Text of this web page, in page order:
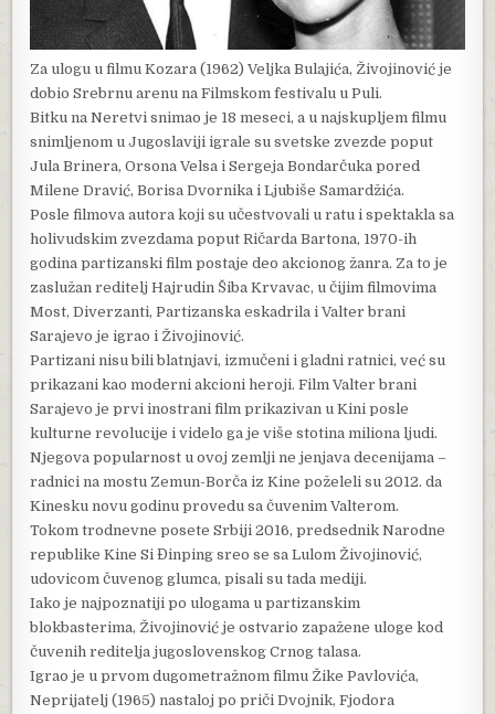
Za ulogu u filmu Kozara (1962) Veljka Bulajića, Živojinović je
dobio Srebrnu arenu na Filmskom festivalu u Puli.
Bitku na Neretvi snimao je 18 meseci, a u najskupljem filmu
snimljenom u Jugoslaviji igrale su svetske zvezde poput
Jula Brinera, Orsona Velsa i Sergeja Bondarčuka pored
Milene Dravić, Borisa Dvornika i Ljubiše Samardžića.
Posle filmova autora koji su učestvovali u ratu i spektakla sa
holivudskim zvezdama poput Ričarda Bartona, 1970-ih
godina partizanski film postaje deo akcionog žanra. Za to je
zaslužan reditelj Hajrudin Šiba Krvavac, u čijim filmovima
Most, Diverzanti, Partizanska eskadrila i Valter brani
Sarajevo je igrao i Živojinović.
Partizani nisu bili blatnjavi, izmučeni i gladni ratnici, već su
prikazani kao moderni akcioni heroji. Film Valter brani
Sarajevo je prvi inostrani film prikazivan u Kini posle
kulturne revolucije i videlo ga je više stotina miliona ljudi.
Njegova popularnost u ovoj zemlji ne jenjava decenijama –
radnici na mostu Zemun-Borča iz Kine poželeli su 2012. da
Kinesku novu godinu provedu sa čuvenim Valterom.
Tokom trodnevne posete Srbiji 2016, predsednik Narodne
republike Kine Si Đinping sreo se sa Lulom Živojinović,
udovicom čuvenog glumca, pisali su tada mediji.
Iako je najpoznatiji po ulogama u partizanskim
blokbasterima, Živojinović je ostvario zapažene uloge kod
čuvenih reditelja jugoslovenskog Crnog talasa.
Igrao je u prvom dugometražnom filmu Žike Pavlovića,
Neprijatelj (1965) nastaloj po priči Dvojnik, Fjodora